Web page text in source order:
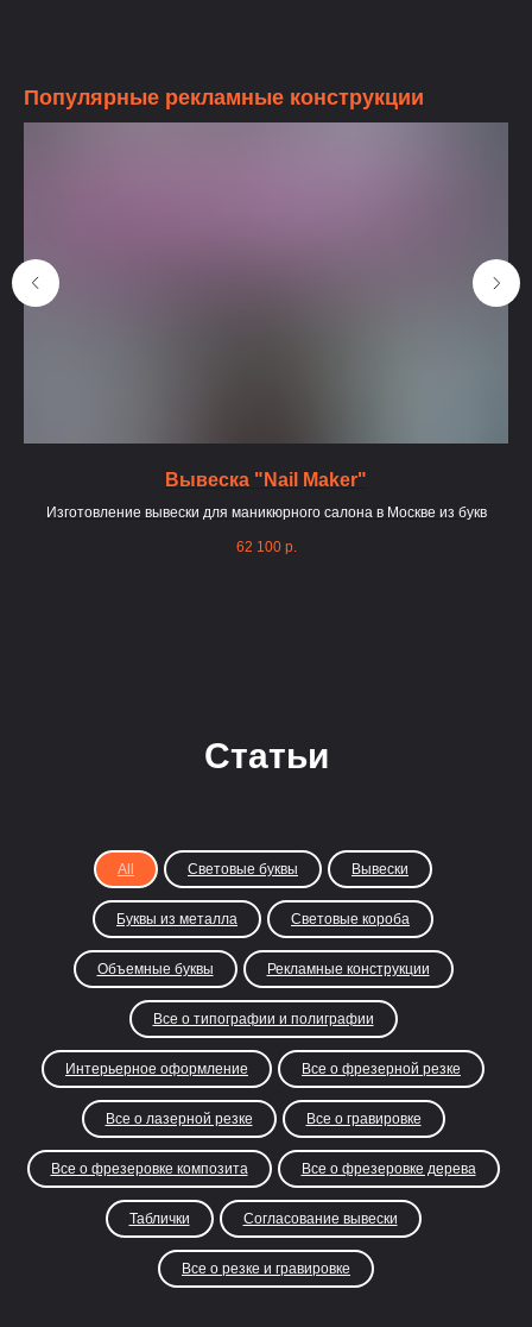
Популярные рекламные конструкции
Вывеска "Nail Maker"
Изготовление вывески для маникюрного салона в Москве из букв
62 100 р.
Статьи
All Световые буквы Вывески
Буквы из металла Световые короба
Объемные буквы Рекламные конструкции
Все о типографии и полиграфии
Интерьерное оформление Все о фрезерной резке
Все о лазерной резке Все о гравировке
Все о фрезеровке композита Все о фрезеровке дерева
Таблички Согласование вывески
Все о резке и гравировке